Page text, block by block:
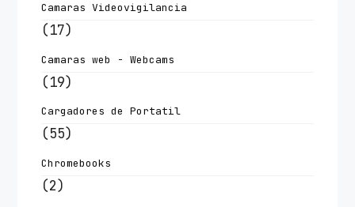
Camaras Videovigilancia
(17)
Camaras web - Webcams
(19)
Cargadores de Portatil
(55)
Chromebooks
(2)